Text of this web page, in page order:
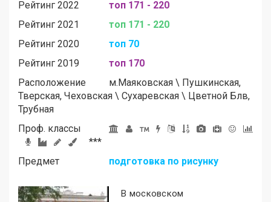
Рейтинг 2022
топ 171 - 220
Рейтинг 2021
топ 171 - 220
Рейтинг 2020
топ 70
Рейтинг 2019
топ 170
Расположение
м.Маяковская \ Пушкинская,
Тверская, Чеховская \ Сухаревская \ Цветной Блв,
Трубная
Проф. классы
***
Предмет
подготовка по рисунку
В московском